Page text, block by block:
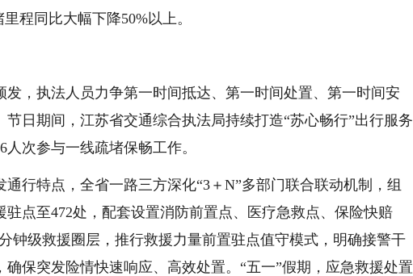
程同比大幅下降50%以上。
，执法人员力争第一时间抵达、第一时间处置、第一时间安
日期间，江苏省交通综合执法局持续打造“苏心畅行”出行服务
次参与一线疏堵保畅工作。
行特点，全省一路三方深化“3＋N”多部门联合联动机制，组
点至472处，配套设置消防前置点、医疗急救点、保险快赔
钟级救援圈层，推行救援力量前置驻点值守模式，明确接警干
保突发险情快速响应、高效处置。“五一”假期，应急救援处置